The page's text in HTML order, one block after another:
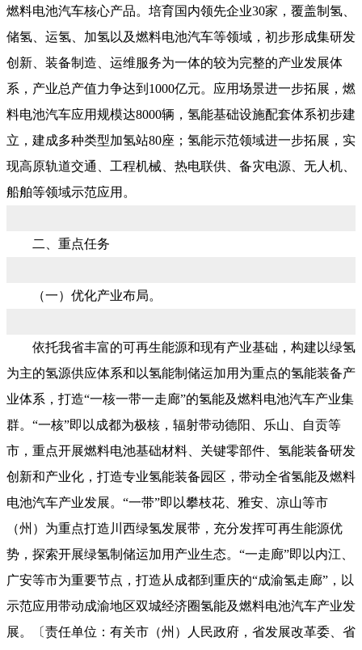
燃料电池汽车核心产品。培育国内领先企业30家，覆盖制氢、
储氢、运氢、加氢以及燃料电池汽车等领域，初步形成集研发
创新、装备制造、运维服务为一体的较为完整的产业发展体
系，产业总产值力争达到1000亿元。应用场景进一步拓展，燃
料电池汽车应用规模达8000辆，氢能基础设施配套体系初步建
立，建成多种类型加氢站80座；氢能示范领域进一步拓展，实
现高原轨道交通、工程机械、热电联供、备灾电源、无人机、
船舶等领域示范应用。
二、重点任务
（一）优化产业布局。
依托我省丰富的可再生能源和现有产业基础，构建以绿氢
为主的氢源供应体系和以氢能制储运加用为重点的氢能装备产
业体系，打造“一核一带一走廊”的氢能及燃料电池汽车产业集
群。“一核”即以成都为极核，辐射带动德阳、乐山、自贡等
市，重点开展燃料电池基础材料、关键零部件、氢能装备研发
创新和产业化，打造专业氢能装备园区，带动全省氢能及燃料
电池汽车产业发展。“一带”即以攀枝花、雅安、凉山等市
（州）为重点打造川西绿氢发展带，充分发挥可再生能源优
势，探索开展绿氢制储运加用产业生态。“一走廊”即以内江、
广安等市为重要节点，打造从成都到重庆的“成渝氢走廊”，以
示范应用带动成渝地区双城经济圈氢能及燃料电池汽车产业发
展。〔责任单位：有关市（州）人民政府，省发展改革委、省